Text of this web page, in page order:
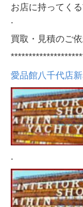
お店に持ってく
.
買取・見積のご
愛品館八千代店
.